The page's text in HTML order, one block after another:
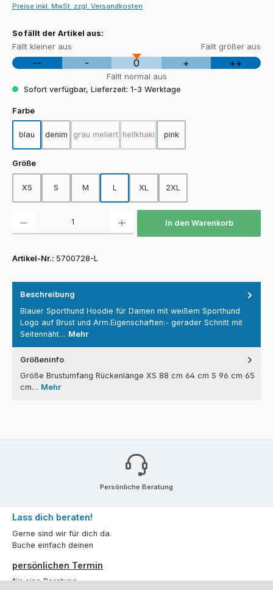
Preise inkl. MwSt. zzgl. Versandkosten
So fällt der Artikel aus:
Fällt kleiner aus Fällt größer aus
-- - 0 + ++
Fällt normal aus
Sofort verfügbar, Lieferzeit: 1-3 Werktage
Farbeauswählen
blau denim grau meliert
(Diese Option ist zurzeit nicht verfügbar.)
hellkhaki
(Diese Option ist zurzeit nicht
pink
Größeauswählen
XS S M L XL 2XL
In den Warenkorb
Artikel-Nr.: 5700728-L
Beschreibung
Blauer Sporthund Hoodie für Damen mit weißem Sporthund
Logo auf Brust und Arm.Eigenschaften:- gerader Schnitt mit
Seitennäht… Mehr
Größeninfo
Größe Brustumfang Rückenlänge XS 88 cm 64 cm S 96 cm 65
cm… Mehr
Persönliche Beratung
Lass dich beraten!
Gerne sind wir für dich da.
Buche einfach deinen
persönlichen Termin
für eine Beratung.